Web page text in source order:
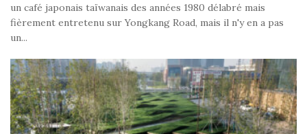
un café japonais taïwanais des années 1980 délabré mais
fièrement entretenu sur Yongkang Road, mais il n'y en a pas
un...